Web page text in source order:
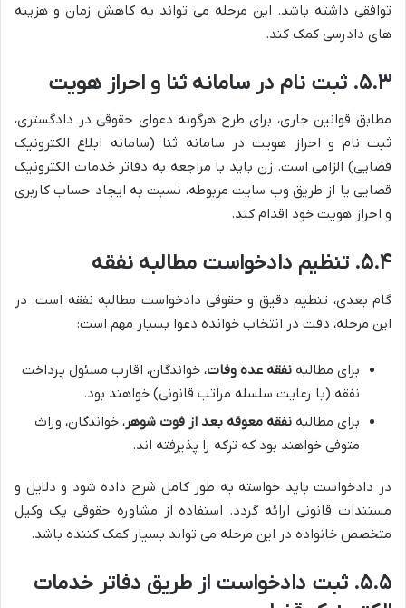
توافقی داشته باشد. این مرحله می تواند به کاهش زمان و هزینه
های دادرسی کمک کند.
۵.۳. ثبت نام در سامانه ثنا و احراز هویت
مطابق قوانین جاری، برای طرح هرگونه دعوای حقوقی در دادگستری،
ثبت نام و احراز هویت در سامانه ثنا (سامانه ابلاغ الکترونیک
قضایی) الزامی است. زن باید با مراجعه به دفاتر خدمات الکترونیک
قضایی یا از طریق وب سایت مربوطه، نسبت به ایجاد حساب کاربری
و احراز هویت خود اقدام کند.
۵.۴. تنظیم دادخواست مطالبه نفقه
گام بعدی، تنظیم دقیق و حقوقی دادخواست مطالبه نفقه است. در
این مرحله، دقت در انتخاب خوانده دعوا بسیار مهم است:
برای مطالبه نفقه عده وفات، خواندگان، اقارب مسئول پرداخت
نفقه (با رعایت سلسله مراتب قانونی) خواهند بود.
برای مطالبه نفقه معوقه بعد از فوت شوهر، خواندگان، وراث
متوفی خواهند بود که ترکه را پذیرفته اند.
در دادخواست باید خواسته به طور کامل شرح داده شود و دلایل و
مستندات قانونی ارائه گردد. استفاده از مشاوره حقوقی یک وکیل
متخصص خانواده در این مرحله می تواند بسیار کمک کننده باشد.
۵.۵. ثبت دادخواست از طریق دفاتر خدمات